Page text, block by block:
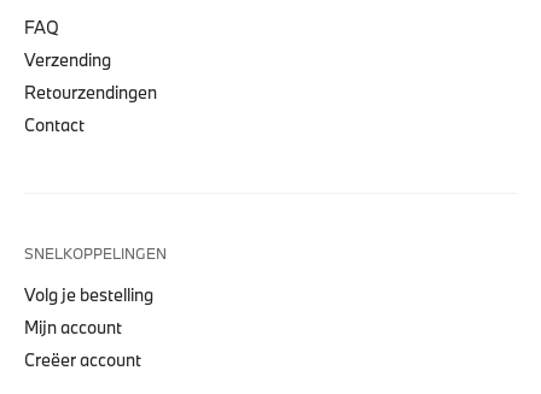
FAQ
Verzending
Retourzendingen
Contact
SNELKOPPELINGEN
Volg je bestelling
Mijn account
Creëer account